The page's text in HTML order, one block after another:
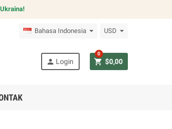
Bahasa Indonesia USD
person Login shopping_cart $0,00
0